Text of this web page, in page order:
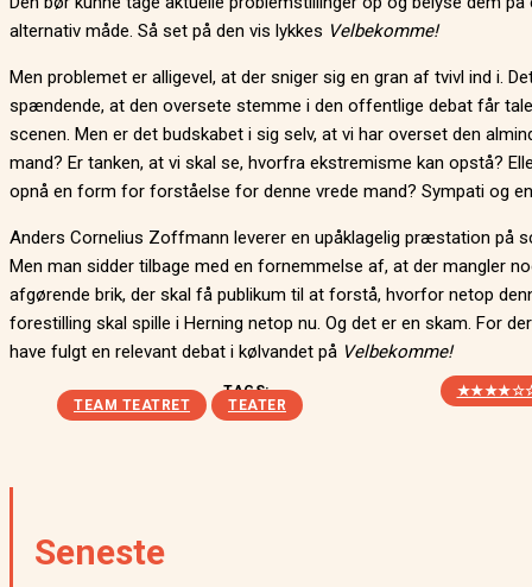
alternativ måde. Så set på den vis lykkes Velbekomme!
Men problemet er alligevel, at der sniger sig en gran af tvivl ind i.
spændende, at den oversete stemme i den offentlige debat får
scenen. Men er det budskabet i sig selv, at vi har overset den
mand? Er tanken, at vi skal se, hvorfra ekstremisme kan opstå?
opnå en form for forståelse for denne vrede mand? Sympati og
Anders Cornelius Zoffmann leverer en upåklagelig præstation på
Men man sidder tilbage med en fornemmelse af, at der mangler
afgørende brik, der skal få publikum til at forstå, hvorfor netop
forestilling skal spille i Herning netop nu. Og det er en skam. For
have fulgt en relevant debat i kølvandet på Velbekomme!
TAGS:
TEAM TEATRET
TEATER
Seneste